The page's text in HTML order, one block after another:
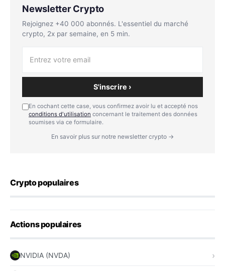
Newsletter Crypto
Rejoignez +40 000 abonnés. L'essentiel du marché
crypto, 2x par semaine, en 5 min.
S'inscrire ›
En cochant cette case, vous confirmez avoir lu et accepté nos
conditions d'utilisation concernant le traitement des données
soumises via ce formulaire.
En savoir plus sur notre newsletter crypto →
Crypto populaires
Actions populaires
NVIDIA (NVDA)